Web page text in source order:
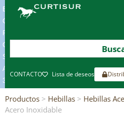
ENVIOS
GRATIS
POR
COMPRAS
SUPERIORES
A
300€*
CONTACTO Lista de deseos
Productos > Hebillas > Hebillas
Acero Inoxidable